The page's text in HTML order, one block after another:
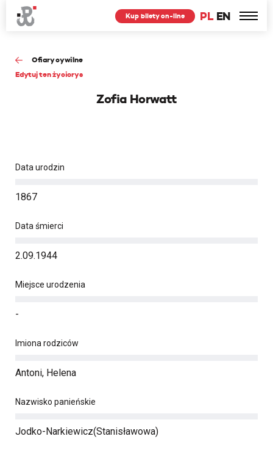
PL EN
Kup bilety on-line
Ofiary cywilne
Edytuj ten życiorys
Zofia Horwatt
Data urodzin
1867
Data śmierci
2.09.1944
Miejsce urodzenia
-
Imiona rodziców
Antoni, Helena
Nazwisko panieńskie
Jodko-Narkiewicz(Stanisławowa)